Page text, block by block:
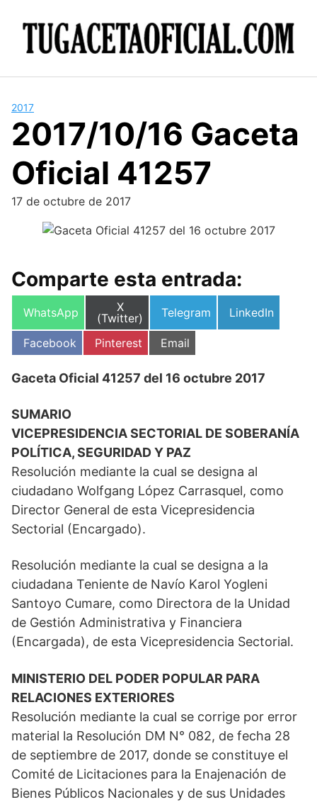
2017
2017/10/16 Gaceta
Oficial 41257
17 de octubre de 2017
Comparte esta entrada:
Compartir
WhatsApp
Compartir
en
X
(Twitter)
Compartir
Telegram
Compartir
LinkedIn
Compartir
en
Facebook
Compartir
en
Pinterest
Compartir
en
Email
Gaceta Oficial 41257 del 16 octubre 2017
SUMARIO
VICEPRESIDENCIA SECTORIAL DE SOBERANÍA
POLÍTICA, SEGURIDAD Y PAZ
Resolución mediante la cual se designa al
ciudadano Wolfgang López Carrasquel, como
Director General de esta Vicepresidencia
Sectorial (Encargado).
Resolución mediante la cual se designa a la
ciudadana Teniente de Navío Karol Yogleni
Santoyo Cumare, como Directora de la Unidad
de Gestión Administrativa y Financiera
(Encargada), de esta Vicepresidencia Sectorial.
MINISTERIO DEL PODER POPULAR PARA
RELACIONES EXTERIORES
Resolución mediante la cual se corrige por error
material la Resolución DM N° 082, de fecha 28
de septiembre de 2017, donde se constituye el
Comité de Licitaciones para la Enajenación de
Bienes Públicos Nacionales y de sus Unidades